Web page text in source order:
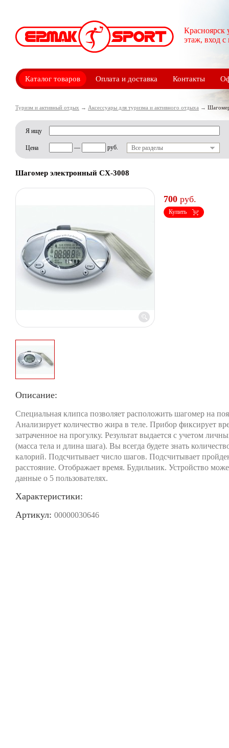
Красноярск
этаж, вход
Каталог товаров Оплата и доставка Контакты
Туризм и активный отдых → Аксессуары для туризма и активного отдыха →
Я ищу
Цена — руб. Все разделы
Шагомер электронный CX-3008
700 руб.
Купить
Описание:
Специальная клипса позволяет расположить шагомер на
Анализирует количество жира в теле. Прибор фиксирует
затраченное на прогулку. Результат выдается с учетом
(масса тела и длина шага). Вы всегда будете знать
калорий. Подсчитывает число шагов. Подсчитывает
расстояние. Отображает время. Будильник. Устройство
данные о 5 пользователях.
Характеристики:
Артикул: 00000030646